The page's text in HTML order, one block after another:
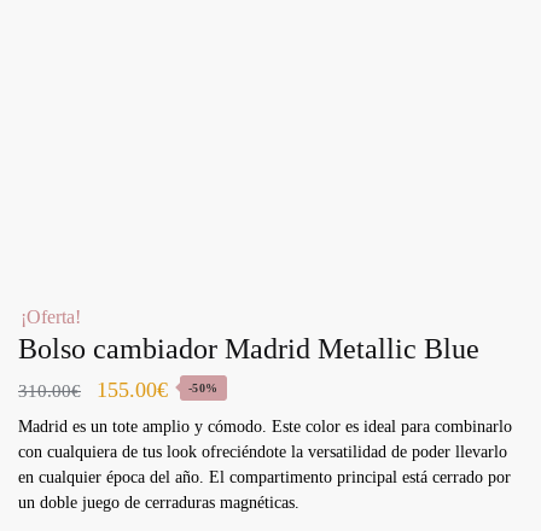
¡Oferta!
Bolso cambiador Madrid Metallic Blue
310.00€ 155.00€ -50%
Madrid es un tote amplio y cómodo. Este color es ideal para combinarlo
con cualquiera de tus look ofreciéndote la versatilidad de poder llevarlo
en cualquier época del año. El compartimento principal está cerrado por
un doble juego de cerraduras magnéticas.